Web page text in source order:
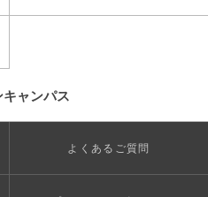
キャンパス
よくあるご質問